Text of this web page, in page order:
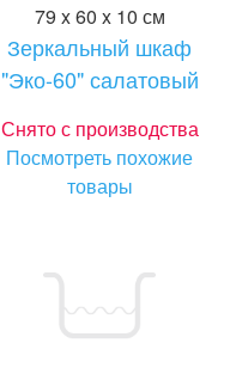
79 x 60 x 10 см
Зеркальный шкаф
"Эко-60" салатовый
Снято с производства
Посмотреть похожие
товары